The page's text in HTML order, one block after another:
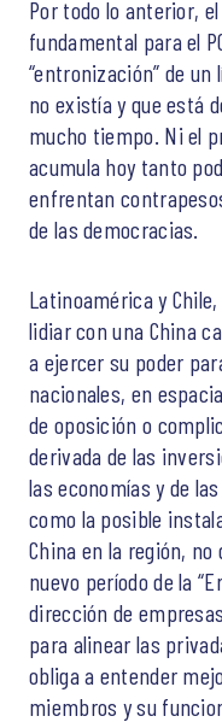
Por todo lo anterior,
fundamental para el
“entronización” de
no existía y que está
mucho tiempo. Ni el
acumula hoy tanto
enfrentan
de las democracias.
Latinoamérica y
lidiar con una China
a ejercer su poder
nacionales, en
de oposición o
derivada de las
las economías y de
como la posible
China en la región,
nuevo período de la
dirección de
para alinear las
obliga a entender
miembros y su